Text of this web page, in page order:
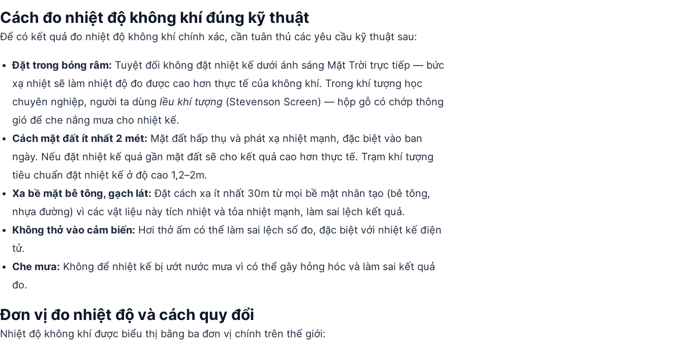
Cách đo nhiệt độ không khí đúng kỹ thuật
Để có kết quả đo nhiệt độ không khí chính xác, cần tuân thủ các yêu cầu kỹ thuật sau:
Đặt trong bóng râm: Tuyệt đối không đặt nhiệt kế dưới ánh sáng Mặt Trời trực tiếp — bức
xạ nhiệt sẽ làm nhiệt độ đo được cao hơn thực tế của không khí. Trong khí tượng học
chuyên nghiệp, người ta dùng lều khí tượng (Stevenson Screen) — hộp gỗ có chớp thông
gió để che nắng mưa cho nhiệt kế.
Cách mặt đất ít nhất 2 mét: Mặt đất hấp thụ và phát xạ nhiệt mạnh, đặc biệt vào ban
ngày. Nếu đặt nhiệt kế quá gần mặt đất sẽ cho kết quả cao hơn thực tế. Trạm khí tượng
tiêu chuẩn đặt nhiệt kế ở độ cao 1,2–2m.
Xa bề mặt bê tông, gạch lát: Đặt cách xa ít nhất 30m từ mọi bề mặt nhân tạo (bê tông,
nhựa đường) vì các vật liệu này tích nhiệt và tỏa nhiệt mạnh, làm sai lệch kết quả.
Không thở vào cảm biến: Hơi thở ấm có thể làm sai lệch số đo, đặc biệt với nhiệt kế điện
tử.
Che mưa: Không để nhiệt kế bị ướt nước mưa vì có thể gây hỏng hóc và làm sai kết quả
đo.
Đơn vị đo nhiệt độ và cách quy đổi
Nhiệt độ không khí được biểu thị bằng ba đơn vị chính trên thế giới: